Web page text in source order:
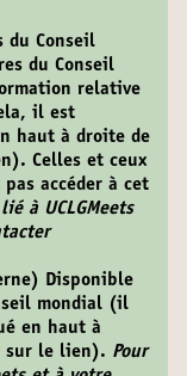
du Conseil
du Conseil
relative
il est
haut à droite de
Celles et ceux
accéder à cet
à UCLGMeets
Disponible
mondial (il
en haut à
sur le lien). Pour